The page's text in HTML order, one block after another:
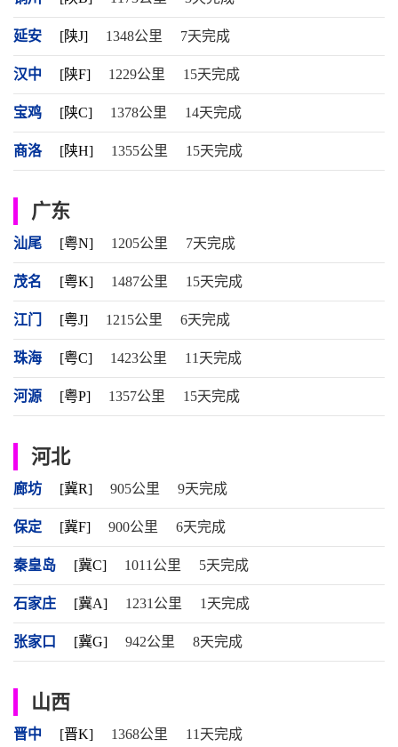
延安 [陕J] 1348公里 7天完成
汉中 [陕F] 1229公里 15天完成
宝鸡 [陕C] 1378公里 14天完成
商洛 [陕H] 1355公里 15天完成
广东
汕尾 [粤N] 1205公里 7天完成
茂名 [粤K] 1487公里 15天完成
江门 [粤J] 1215公里 6天完成
珠海 [粤C] 1423公里 11天完成
河源 [粤P] 1357公里 15天完成
河北
廊坊 [冀R] 905公里 9天完成
保定 [冀F] 900公里 6天完成
秦皇岛 [冀C] 1011公里 5天完成
石家庄 [冀A] 1231公里 1天完成
张家口 [冀G] 942公里 8天完成
山西
晋中 [晋K] 1368公里 11天完成